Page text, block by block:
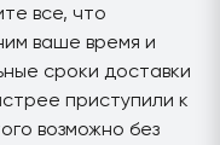
все, что
ваше время и
сроки доставки
приступили к
возможно без